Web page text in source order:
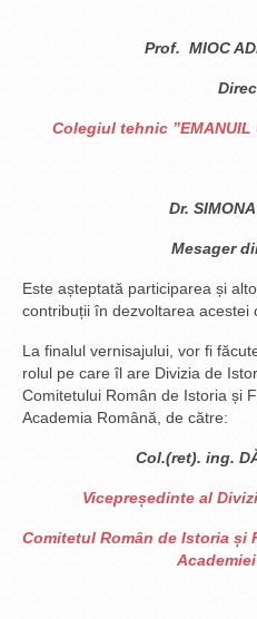
Prof. MIOC
Colegiul tehnic ”EMANUIL
Dr.
Mesager
Este așteptată participarea și
contribuții în dezvoltarea acestei
La finalul vernisajului, vor fi
rolul pe care îl are Divizia de
Comitetului Român de Istoria și
Academia Română, de către:
Col.(ret). ing.
Vicepreședinte al
Comitetul Român de Istoria